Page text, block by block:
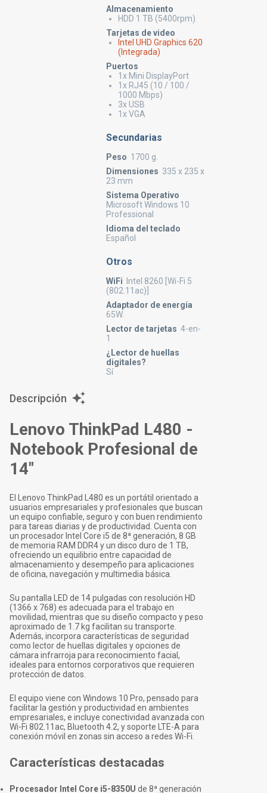
Almacenamiento
HDD 1 TB (5400rpm)
Tarjetas de video
Intel UHD Graphics 620
(Integrada)
Puertos
1x Mini DisplayPort
1x RJ45 (10 / 100 /
1000 Mbps)
3x USB
1x VGA
Secundarias
Peso 1700 g.
Dimensiones 335 x 235 x
23 mm
Sistema Operativo
Microsoft Windows 10
Professional
Idioma del teclado
Español
Otros
WiFi
Intel 8260 [Wi-Fi 5
(802.11ac)]
Adaptador de energía
65W.
Lector de tarjetas 4-en-
1
¿Lector de huellas
digitales?
Sí
Descripción
Lenovo ThinkPad L480 -
Notebook Profesional de
14"
El Lenovo ThinkPad L480 es un portátil orientado a
usuarios empresariales y profesionales que buscan
un equipo confiable, seguro y con buen rendimiento
para tareas diarias y de productividad. Cuenta con
un procesador Intel Core i5 de 8ª generación, 8 GB
de memoria RAM DDR4 y un disco duro de 1 TB,
ofreciendo un equilibrio entre capacidad de
almacenamiento y desempeño para aplicaciones
de oficina, navegación y multimedia básica.
Su pantalla LED de 14 pulgadas con resolución HD
(1366 x 768) es adecuada para el trabajo en
movilidad, mientras que su diseño compacto y peso
aproximado de 1.7 kg facilitan su transporte.
Además, incorpora características de seguridad
como lector de huellas digitales y opciones de
cámara infrarroja para reconocimiento facial,
ideales para entornos corporativos que requieren
protección de datos.
El equipo viene con Windows 10 Pro, pensado para
facilitar la gestión y productividad en ambientes
empresariales, e incluye conectividad avanzada con
Wi-Fi 802.11ac, Bluetooth 4.2, y soporte LTE-A para
conexión móvil en zonas sin acceso a redes Wi-Fi.
Características destacadas
Procesador Intel Core i5-8350U de 8ª generación